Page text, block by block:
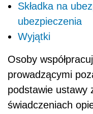
Składka na
ubezpieczenia
Wyjątki
Osoby
prowadzącymi
podstawie ustawy
świadczeniach